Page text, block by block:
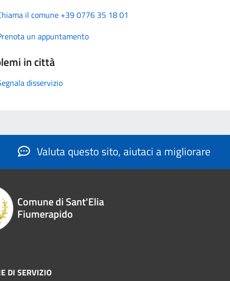
il comune +39 0776 35 18 01
un appuntamento
in città
disservizio
Valuta questo sito, aiutaci a migliorare
Comune di Sant'Elia
Fiumerapido
DI SERVIZIO